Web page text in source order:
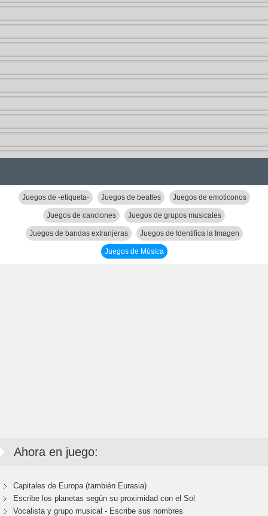
Juegos de -etiqueta- Juegos de beatles Juegos de emoticonos
Juegos de canciones Juegos de grupos musicales
Juegos de bandas extranjeras Juegos de Identifica la Imagen
Juegos de Música
Ahora en juego:
Capitales de Europa (también Eurasia)
Escribe los planetas según su proximidad con el Sol
Vocalista y grupo musical - Escribe sus nombres